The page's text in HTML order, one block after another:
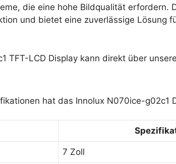
die eine hohe Bildqualität erfordern.
und bietet eine zuverlässige Lösung
TFT-LCD Display kann direkt über
hat das Innolux N070ice-g02c1
7 Zoll